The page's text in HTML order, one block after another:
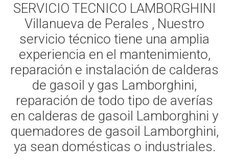
SERVICIO TECNICO LAMBORGHINI
Villanueva de Perales , Nuestro
servicio técnico tiene una amplia
experiencia en el mantenimiento,
reparación e instalación de calderas
de gasoil y gas Lamborghini,
reparación de todo tipo de averías
en calderas de gasoil Lamborghini y
quemadores de gasoil Lamborghini,
ya sean domésticas o industriales.